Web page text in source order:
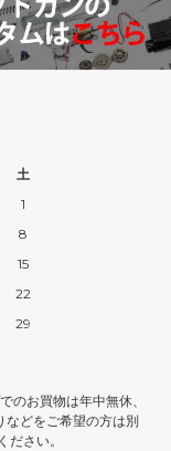
土
1
8
15
22
29
のお買物は年中無休、
などをご希望の方は別
さい。